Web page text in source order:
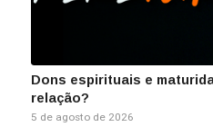
Dons espirituais e
relação?
5 de agosto de 2026